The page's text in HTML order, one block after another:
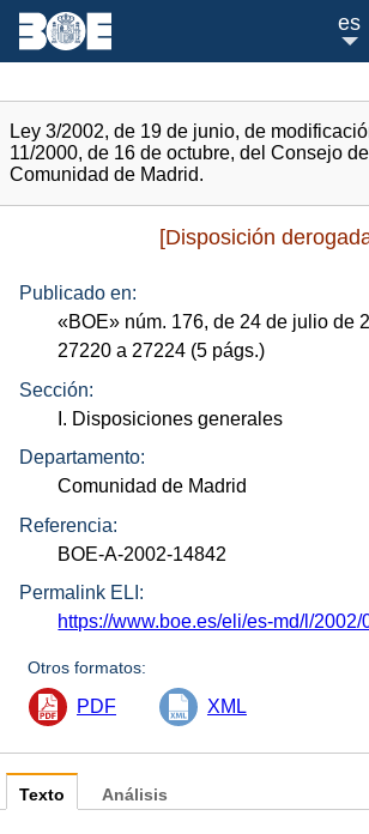
es
Ley 3/2002, de 19 de junio, de
11/2000, de 16 de octubre, del Consejo
Comunidad de Madrid.
[Disposición
Publicado en:
«BOE» núm. 176, de 24 de julio de
27220 a 27224 (5 págs.)
Sección:
I. Disposiciones generales
Departamento:
Comunidad de Madrid
Referencia:
BOE-A-2002-14842
Permalink ELI:
https://www.boe.es/eli/es-md/l/2002/
Otros formatos:
PDF XML
Texto Análisis